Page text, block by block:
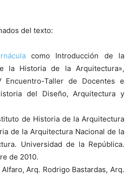
del texto:
como Introducción de la
la Historia de la Arquitectura»,
Taller de Docentes e
del Diseño, Arquitectura y
de Historia de la Arquitectura
de la Arquitectura Nacional de la
Universidad de la República.
de 2010.
Arq. Rodrigo Bastardas, Arq.